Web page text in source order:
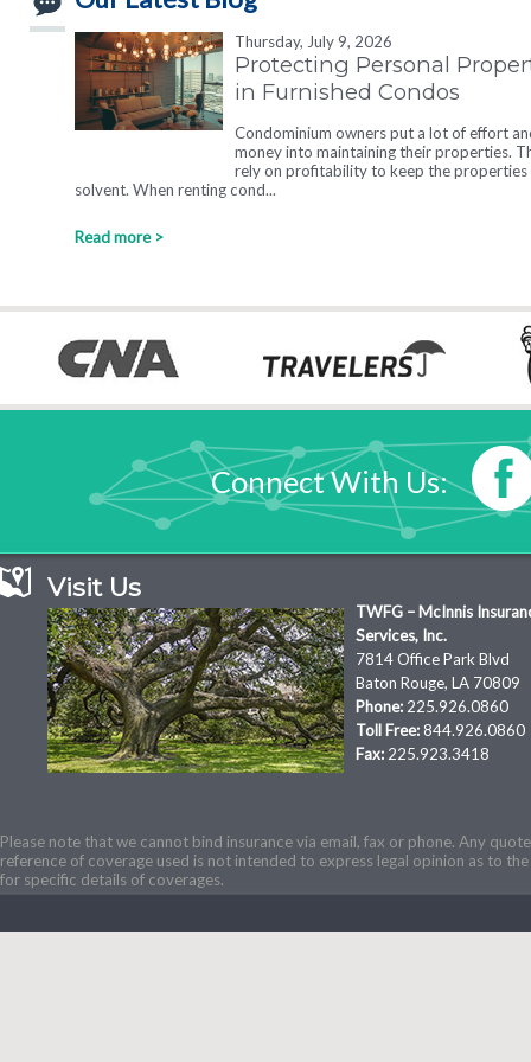
Thursday, July 9, 2026
Protecting Personal
in Furnished Condos
Condominium owners put a lot of effort
money into maintaining their properties.
rely on profitability to keep the properties
solvent. When renting cond...
Read more >
Connect With Us:
Visit Us
TWFG – McInnis
Services, Inc.
7814 Office Park Blvd
Baton Rouge, LA 70809
Phone: 225.926.0860
Toll Free:844.926.0860
Fax: 225.923.3418
Please note that we cannot bind insurance via email, fax or phone. Any
reference of coverage used is not intended to express legal opinion as to
for specific details of coverages.